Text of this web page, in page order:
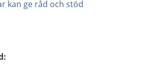
kan ge råd och stöd
: